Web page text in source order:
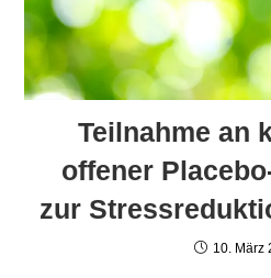
Teilnahme an
offener
zur
10. März